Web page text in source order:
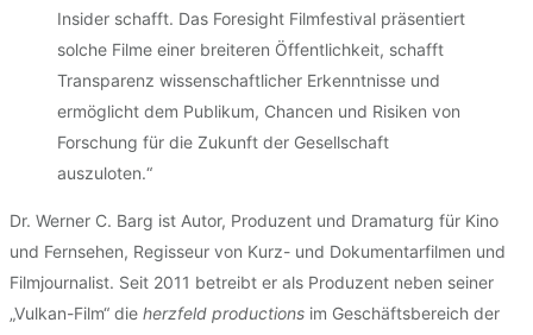
Insider schafft. Das Foresight Filmfestival präsentiert
solche Filme einer breiteren Öffentlichkeit, schafft
Transparenz wissenschaftlicher Erkenntnisse und
ermöglicht dem Publikum, Chancen und Risiken von
Forschung für die Zukunft der Gesellschaft
auszuloten.“
Dr. Werner C. Barg ist Autor, Produzent und Dramaturg für Kino
und Fernsehen, Regisseur von Kurz- und Dokumentarfilmen und
Filmjournalist. Seit 2011 betreibt er als Produzent neben seiner
„Vulkan-Film“ die herzfeld productions im Geschäftsbereich der